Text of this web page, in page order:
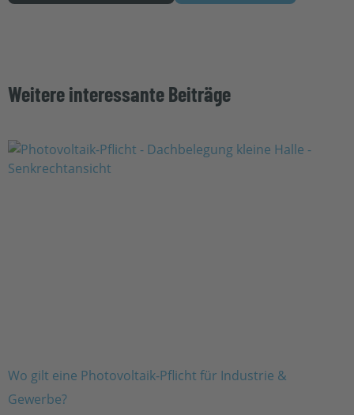
Weitere interessante Beiträge
Wo gilt eine Photovoltaik-Pflicht für Industrie &
Gewerbe?